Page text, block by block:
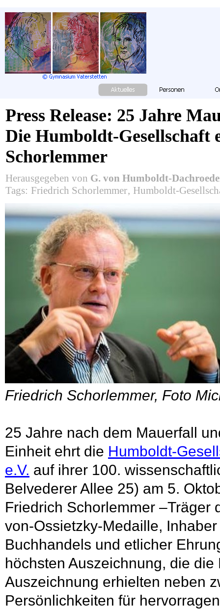
Press Release: 25 Jahre
Die Humboldt-Gesellschaft
Schorlemmer
Herausgegeben von G. von Humboldt-
Tags: Friedrich Schorlemmer, Humboldt-
Friedrich Schorlemmer, Foto
25 Jahre nach dem Mauerfall
Einheit ehrt die Humboldt-
e.V. auf ihrer 100.
Belvederer Allee 25) am 5.
Friedrich Schorlemmer –Träger
von-Ossietzky-Medaille,
Buchhandels und etlicher
höchsten Auszeichnung, die die
Auszeichnung erhielten neben
Persönlichkeiten für